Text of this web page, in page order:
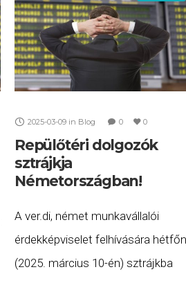
2025-03-09 in Blog 0 0
Repülőtéri dolgozók
sztrájkja
Németországban!
A ver.di, német munkavállalói
érdekképviselet felhívására hétfőn
(2025. március 10-én) sztrájkba